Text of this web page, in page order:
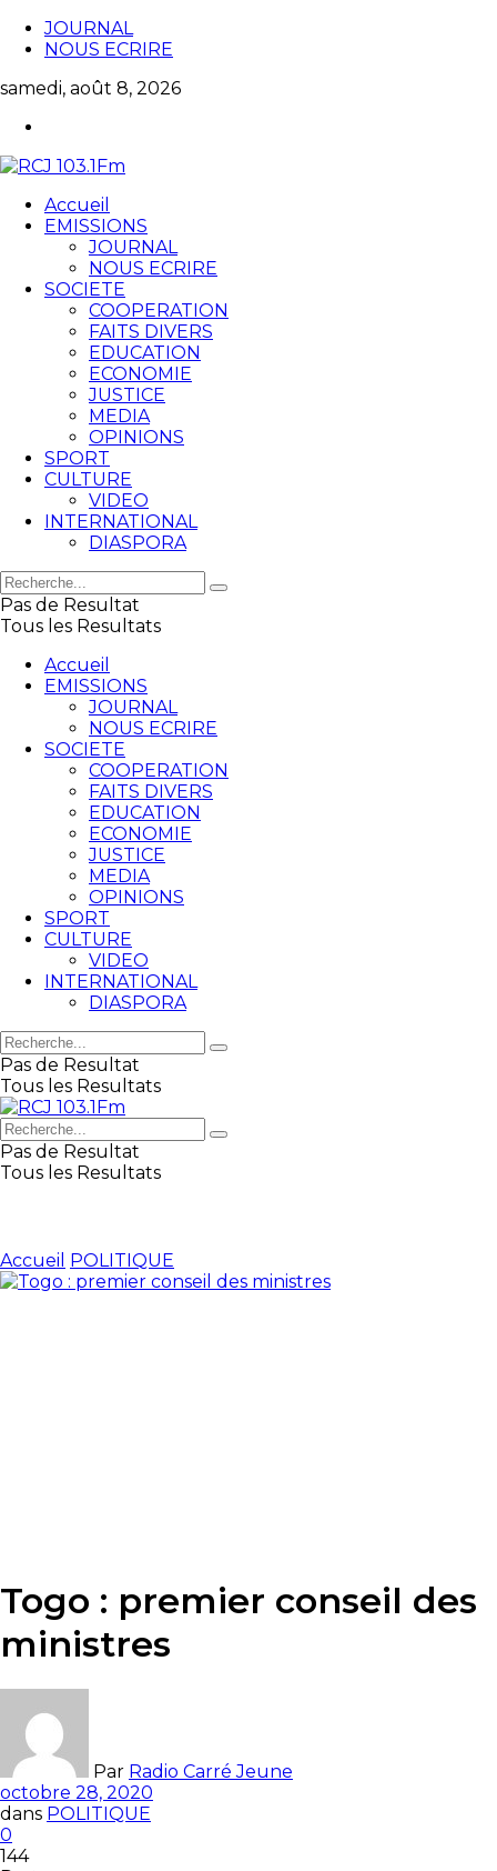
JOURNAL
NOUS ECRIRE
samedi, août 8, 2026
Accueil
EMISSIONS
JOURNAL
NOUS ECRIRE
SOCIETE
COOPERATION
FAITS DIVERS
EDUCATION
ECONOMIE
JUSTICE
MEDIA
OPINIONS
SPORT
CULTURE
VIDEO
INTERNATIONAL
DIASPORA
Pas de Resultat
Tous les Resultats
Accueil
EMISSIONS
JOURNAL
NOUS ECRIRE
SOCIETE
COOPERATION
FAITS DIVERS
EDUCATION
ECONOMIE
JUSTICE
MEDIA
OPINIONS
SPORT
CULTURE
VIDEO
INTERNATIONAL
DIASPORA
Pas de Resultat
Tous les Resultats
Pas de Resultat
Tous les Resultats
Accueil POLITIQUE
Togo : premier conseil des
ministres
Par Radio Carré Jeune
octobre 28, 2020
dans POLITIQUE
0
144